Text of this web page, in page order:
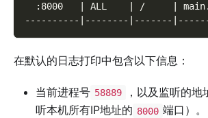
:8000   | ALL    | /
----------|--------|-------
在默认的日志打印中包含以下信息：
当前进程号 58889 ，以及监听的地
听本机所有IP地址的 8000 端口）。